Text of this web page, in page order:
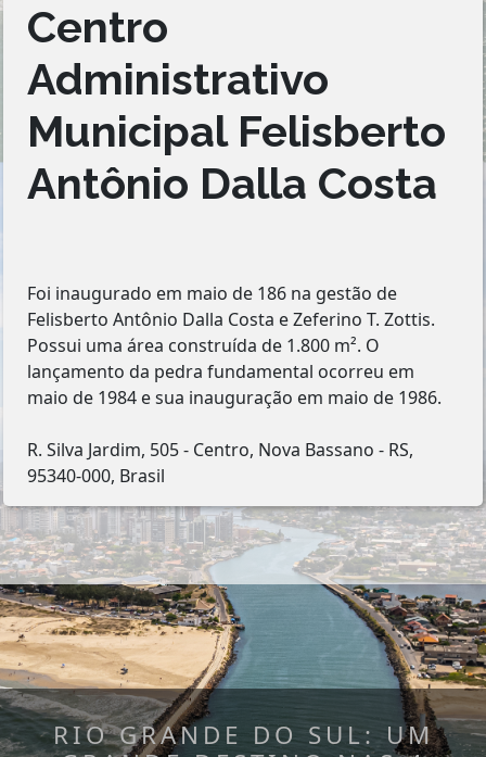
Centro
Administrativo
Municipal Felisberto
Antônio Dalla Costa
Foi inaugurado em maio de 186 na gestão de
Felisberto Antônio Dalla Costa e Zeferino T. Zottis.
Possui uma área construída de 1.800 m². O
lançamento da pedra fundamental ocorreu em
maio de 1984 e sua inauguração em maio de 1986.
R. Silva Jardim, 505 - Centro, Nova Bassano - RS,
95340-000, Brasil
RIO GRANDE DO SUL: UM